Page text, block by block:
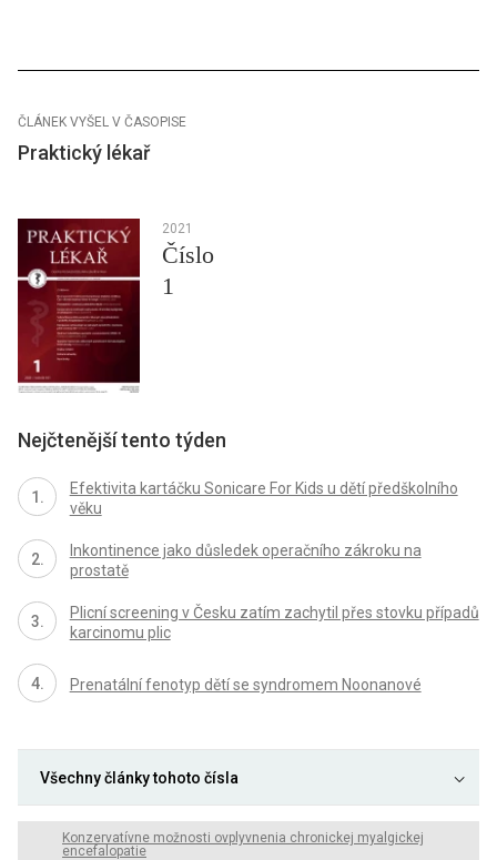
ČLÁNEK VYŠEL V ČASOPISE
Praktický lékař
2021
Číslo
1
Nejčtenější tento týden
Efektivita kartáčku Sonicare For Kids u dětí předškolního
věku
Inkontinence jako důsledek operačního zákroku na
prostatě
Plicní screening v Česku zatím zachytil přes stovku případů
karcinomu plic
Prenatální fenotyp dětí se syndromem Noonanové
Všechny články tohoto čísla
Konzervatívne možnosti ovplyvnenia chronickej myalgickej
encefalopatie